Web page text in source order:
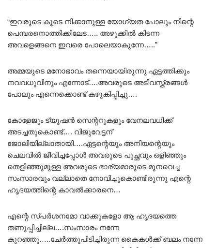
“ഇവരുടെ കൂടെ നിക്കാനുള്ള യോഗ്യത പോലും നിന്റെ
പെമ്പരനൊത്തിക്കിലേട….. അഴുക്കിൽ കിടന്ന
അവളെങ്ങനെ ഇവരെ പോലെയാകുന്നേ…..”
അമ്മയുടെ മനോഭാവം തന്നെയായിരുന്നു ഏട്ടത്തിക്കും
നവവധുവിനും എന്നോട്….അവരുടെ അടിവസ്ത്രങ്ങൾ
പോലും എന്നെക്കൊണ്ട് കഴുകിപ്പിച്ചു….
കോളേജും ട്യൂഷൻ സെന്ററുകളും വേനലവധിക്ക്
അടച്ചതുകൊണ്ട്…. വിജുവേട്ടന്
ജോലിയില്ലാതായി….ഏട്ടന്റെയും അനിയന്റെയും
ചെലവിൽ ജീവിച്ചപ്പോൾ അവരുടെ പുച്ഛവും ഒളിഞ്ഞും
തെളിഞ്ഞുമുള്ള അവരുടെ ഭാര്യമാരുടെ മുനവെച്ച
സംസാരവും വല്ലാതെ നോവിച്ചുകൊണ്ടിരുന്നു എന്റെ
ഹൃദയത്തിന്റെ കാവൽക്കാരനെ…
എന്റെ സ്പർശനമോ വാക്കുകളോ ആ ഹൃദയത്തെ
തണുപ്പിച്ചില്ല….സംസാരം നന്നേ
കുറഞ്ഞു…..ചേർത്തുപിടിച്ചിരുന്ന കൈകൾക്ക് ബലം നന്നേ